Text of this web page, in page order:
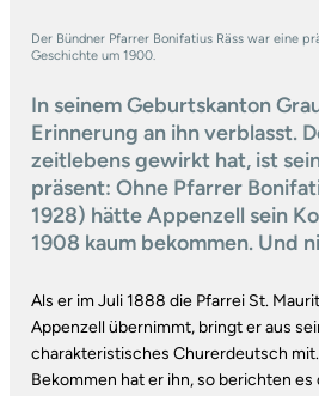
Der Bündner Pfarrer Bonifatius Räss war eine
Geschichte um 1900.
In seinem Geburtskanton
Erinnerung ­an ihn verblasst.
zeitlebens gewirkt hat, ist
präsent: Ohne Pfarrer
1928) hätte Appenzell sein
1908 kaum bekommen. Und
Als er im Juli 1888 die Pfarrei St.
Appenzell übernimmt, bringt er aus
charakteristisches Churerdeutsch
Bekommen hat er ihn, so berichten